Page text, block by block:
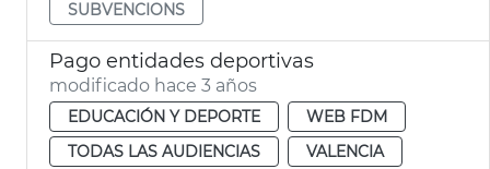
SUBVENCIONS
Pago entidades deportivas
modificado hace 3 años
EDUCACIÓN Y DEPORTE
WEB FDM
TODAS LAS AUDIENCIAS
VALENCIA